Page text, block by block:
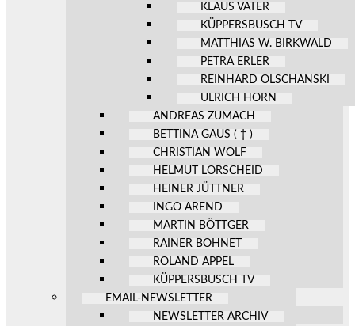
KLAUS VATER
KÜPPERSBUSCH TV
MATTHIAS W. BIRKWALD
PETRA ERLER
REINHARD OLSCHANSKI
ULRICH HORN
ANDREAS ZUMACH
BETTINA GAUS ( † )
CHRISTIAN WOLF
HELMUT LORSCHEID
HEINER JÜTTNER
INGO AREND
MARTIN BÖTTGER
RAINER BOHNET
ROLAND APPEL
KÜPPERSBUSCH TV
EMAIL-NEWSLETTER
NEWSLETTER ARCHIV